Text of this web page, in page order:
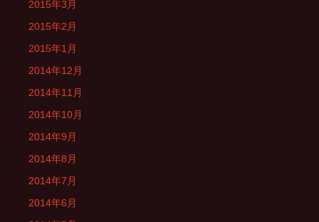
2015年3月
2015年2月
2015年1月
2014年12月
2014年11月
2014年10月
2014年9月
2014年8月
2014年7月
2014年6月